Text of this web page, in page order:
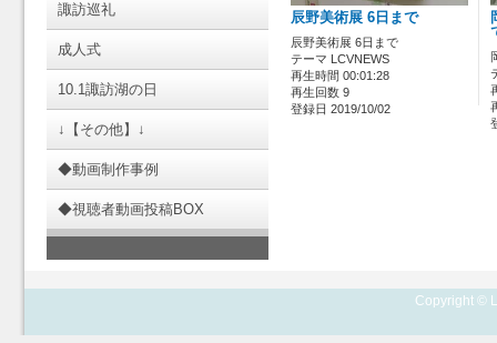
諏訪巡礼
成人式
10.1諏訪湖の日
↓【その他】↓
◆動画制作事例
◆視聴者動画投稿BOX
辰野美術展 6日まで
辰野美術展 6日まで
テーマ LCVNEWS
再生時間 00:01:28
再生回数 9
登録日 2019/10/02
Copyright ©